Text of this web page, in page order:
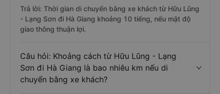
Trả lời: Thời gian di chuyển bằng xe khách từ Hữu Lũng
- Lạng Sơn đi Hà Giang khoảng 10 tiếng, nếu mật độ
giao thông thuận lợi.
Câu hỏi: Khoảng cách từ Hữu Lũng - Lạng
Sơn đi Hà Giang là bao nhiêu km nếu di
chuyển bằng xe khách?